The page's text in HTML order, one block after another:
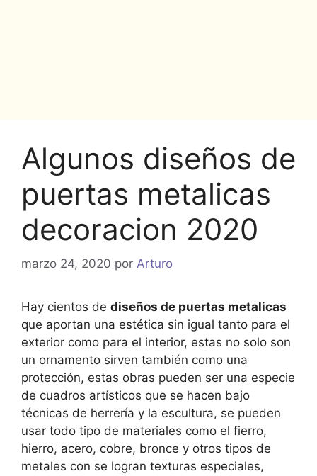
Algunos diseños de
puertas metalicas
decoracion 2020
marzo 24, 2020 por Arturo
Hay cientos de diseños de puertas metalicas
que aportan una estética sin igual tanto para el
exterior como para el interior, estas no solo son
un ornamento sirven también como una
protección, estas obras pueden ser una especie
de cuadros artísticos que se hacen bajo
técnicas de herrería y la escultura, se pueden
usar todo tipo de materiales como el fierro,
hierro, acero, cobre, bronce y otros tipos de
metales con se logran texturas especiales,